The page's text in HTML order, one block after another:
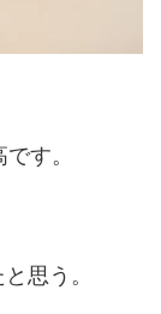
す。
思う。